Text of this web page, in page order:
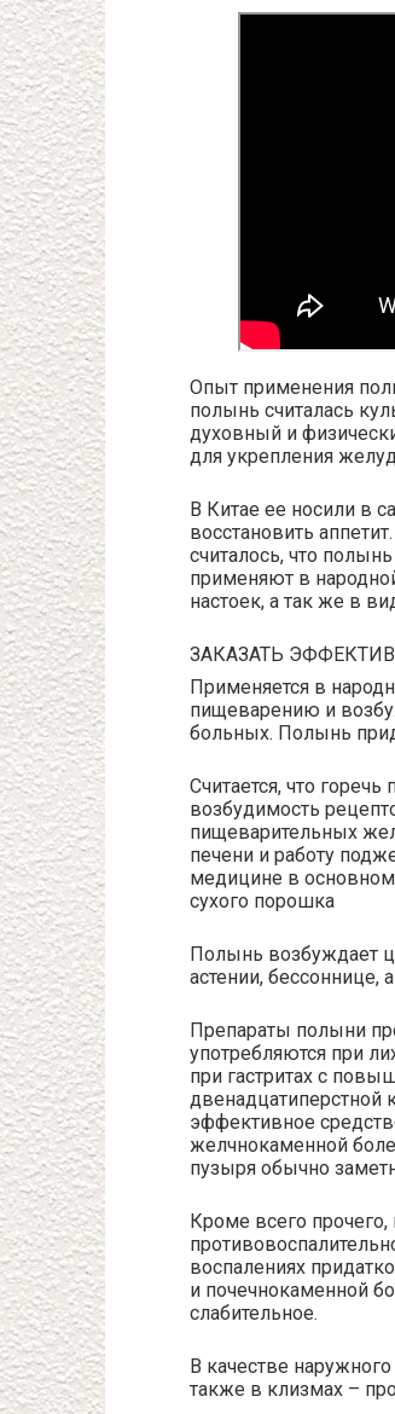
Опыт применения
полынь считалась
духовный и
для укрепления
В Китае ее носили в
восстановить
считалось, что
применяют в
настоек, а так же в
ЗАКАЗАТЬ
Применяется в
пищеварению и
больных. Полынь
Считается, что
возбудимость
пищеварительных
печени и работу
медицине в основном
сухого порошка
Полынь возбуждает
астении, бессоннице,
Препараты полыни
употребляются при
при гастритах с
двенадцатиперстной
эффективное
желчнокаменной
пузыря обычно
Кроме всего
воспалениях
и почечнокаменной
слабительное.
В качестве
также в клизмах –